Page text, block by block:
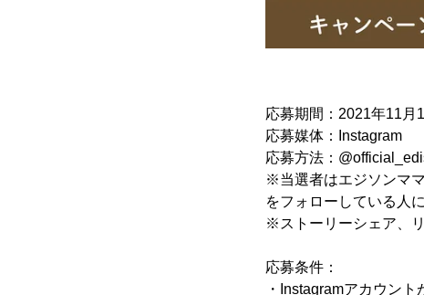
応募期間：2021年11月
応募媒体：Instagram
応募方法：
※当選者はエジソンマ
をフォローしている人
※ストーリーシェア、
応募条件：
・Instagramアカウン